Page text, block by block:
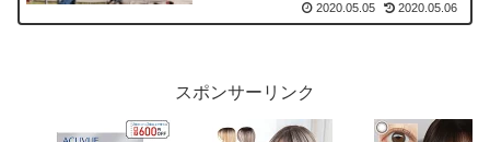
2020.05.05 2020.05.06
スポンサーリンク